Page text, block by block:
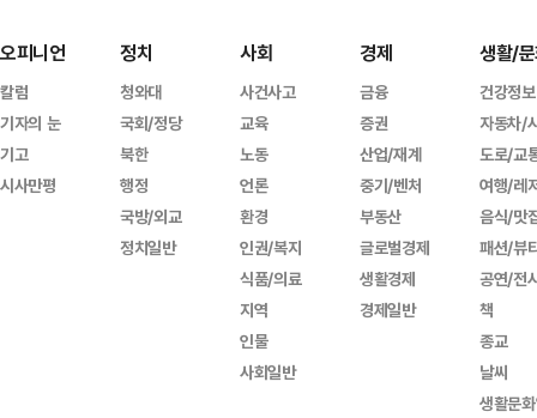
오피니언
칼럼
기자의 눈
기고
시사만평
정치
청와대
국회/정당
북한
행정
국방/외교
정치일반
사회
사건사고
교육
노동
언론
환경
인권/복지
식품/의료
지역
인물
사회일반
경제
금융
증권
산업/재계
중기/벤처
부동산
글로벌경제
생활경제
경제일반
생활/
건강정보
자동차/
도로/교
여행/레
음식/맛
패션/뷰
공연/전
책
종교
날씨
생활문